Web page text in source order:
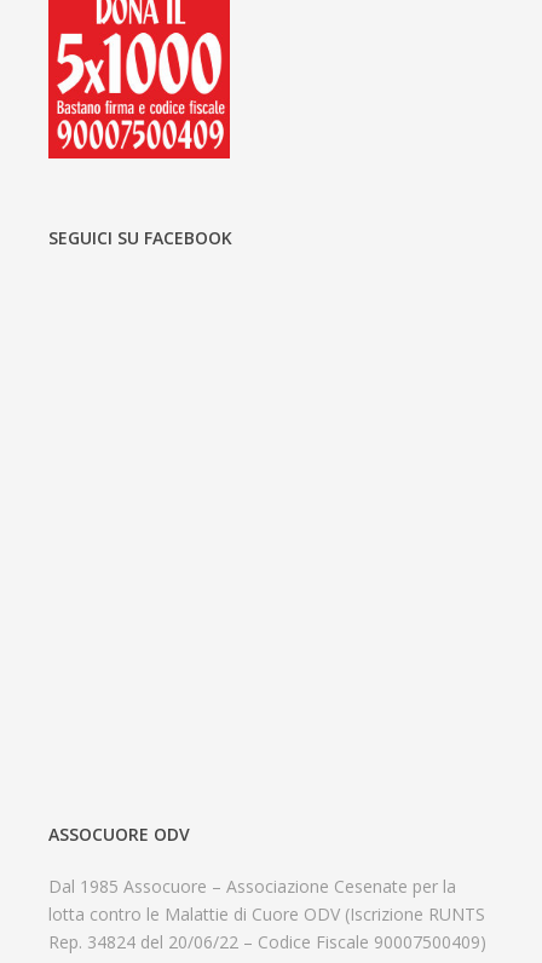
SEGUICI SU FACEBOOK
ASSOCUORE ODV
Dal 1985 Assocuore – Associazione Cesenate per la
lotta contro le Malattie di Cuore ODV (Iscrizione RUNTS
Rep. 34824 del 20/06/22 – Codice Fiscale 90007500409)